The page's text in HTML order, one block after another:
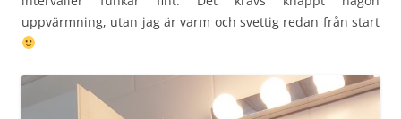
uppvärmning, utan jag är varm och svettig redan från start